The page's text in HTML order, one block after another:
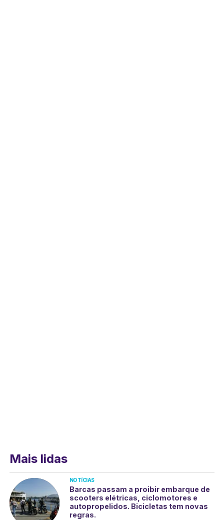
Mais lidas
NOTÍCIAS
Barcas passam a proibir embarque de
scooters elétricas, ciclomotores e
autopropelidos. Bicicletas tem novas
regras.